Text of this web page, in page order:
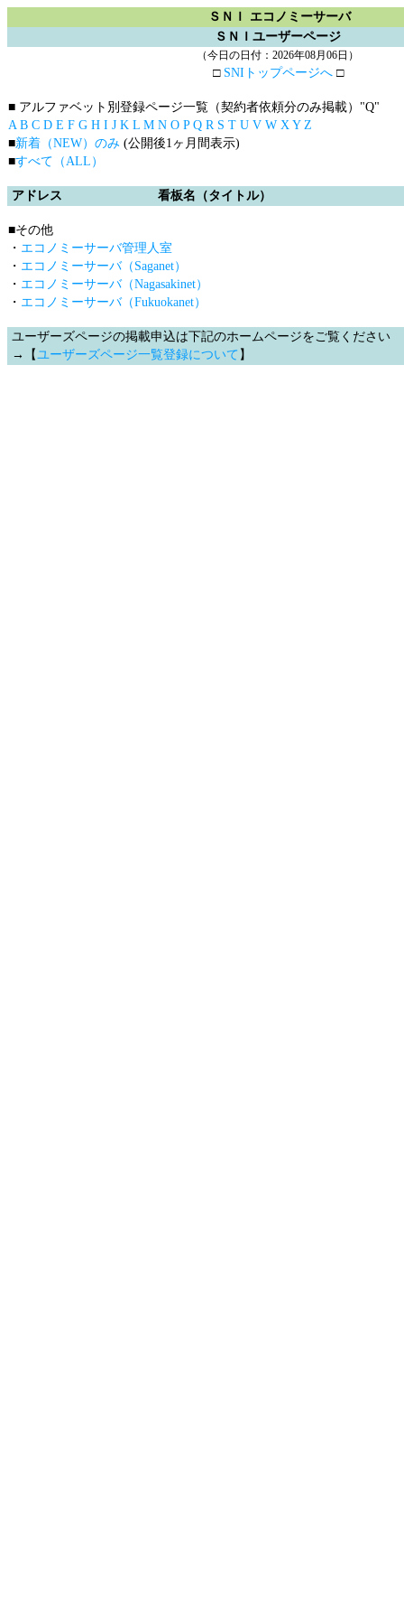
ＳＮＩ エコノミーサーバ
ＳＮＩユーザーページ
（今日の日付：2026年08月06日）
□ SNIトップページへ□
■ アルファベット別登録ページ一覧（契約者依頼分のみ掲載） "Q"
A B C D E F G H I J K L M N O P Q R S T U V W X Y Z
■新着（NEW）のみ (公開後1ヶ月間表示)
■すべて（ALL）
アドレス 看板名（タイトル）
■その他
・ エコノミーサーバ管理人室
・ エコノミーサーバ（Saganet）
・ エコノミーサーバ（Nagasakinet）
・ エコノミーサーバ（Fukuokanet）
ユーザーズページの掲載申込は下記のホームページをご覧ください
→【ユーザーズページ一覧登録について 】